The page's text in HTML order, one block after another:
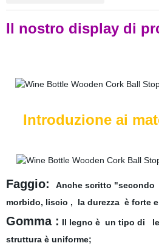
Il nostro display di
Introduzione ai
Faggio:
Anche scritto
morbido, liscio , la durezza è
Gomma : Il legno è un tipo di
struttura è uniforme;